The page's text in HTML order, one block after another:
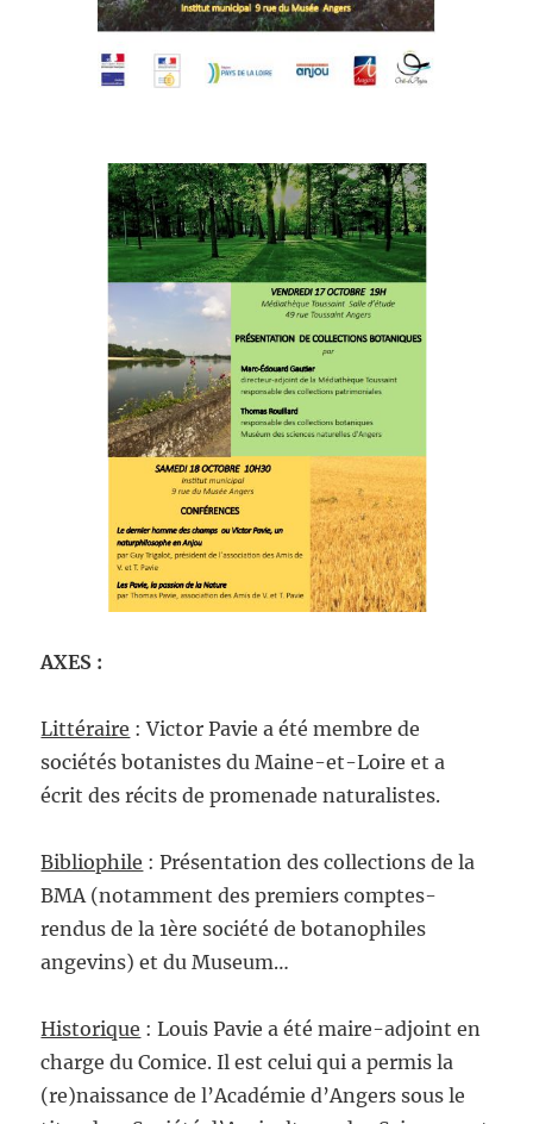
AXES :
Littéraire : Victor Pavie a été membre de
sociétés botanistes du Maine-et-Loire et a
écrit des récits de promenade naturalistes.
Bibliophile : Présentation des collections de la
BMA (notamment des premiers comptes-
rendus de la 1ère société de botanophiles
angevins) et du Museum…
Historique : Louis Pavie a été maire-adjoint en
charge du Comice. Il est celui qui a permis la
(re)naissance de l’Académie d’Angers sous le